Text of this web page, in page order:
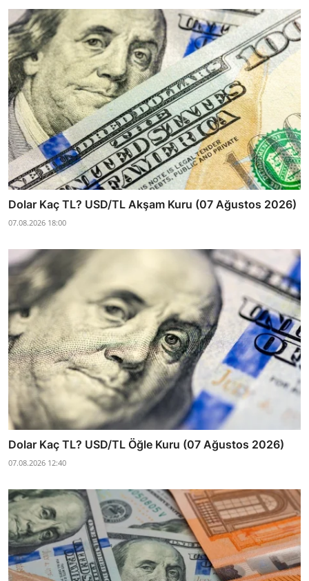
Dolar Kaç TL? USD/TL Akşam Kuru (07 Ağustos 2026)
07.08.2026 18:00
Dolar Kaç TL? USD/TL Öğle Kuru (07 Ağustos 2026)
07.08.2026 12:40